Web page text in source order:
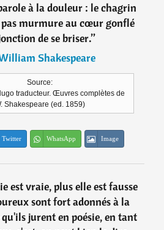
à la douleur : le chagrin
murmure au cœur gonflé
de se briser.”
Shakespeare
Source:
traducteur. Œuvres complètes de
Shakespeare (ed. 1859)
Twitter WhatsApp Image
est vraie, plus elle est fausse
sont fort adonnés à la
qu'ils jurent en poésie, en tant